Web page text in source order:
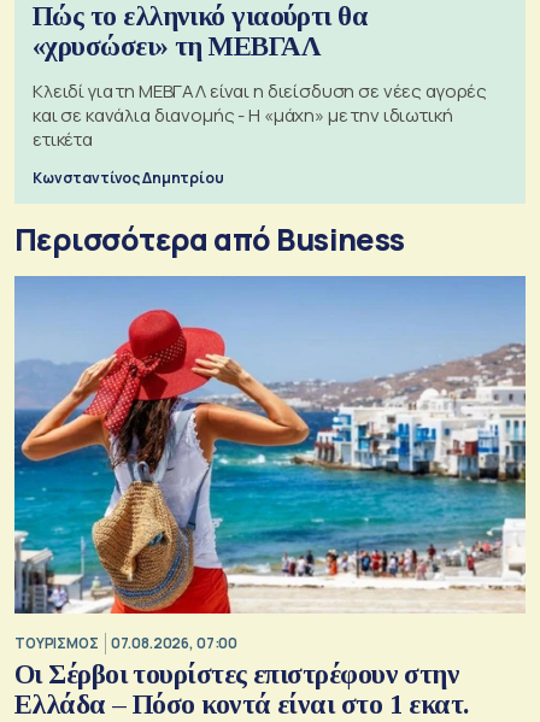
Πώς το ελληνικό γιαούρτι θα
«χρυσώσει» τη ΜΕΒΓΑΛ
Κλειδί για τη ΜΕΒΓΑΛ είναι η διείσδυση σε νέες αγορές
και σε κανάλια διανομής - Η «μάχη» με την ιδιωτική
ετικέτα
Κωνσταντίνος Δημητρίου
Περισσότερα από Business
ΤΟΥΡΙΣΜΟΣ 07.08.2026, 07:00
Οι Σέρβοι τουρίστες επιστρέφουν στην
Ελλάδα – Πόσο κοντά είναι στο 1 εκατ.